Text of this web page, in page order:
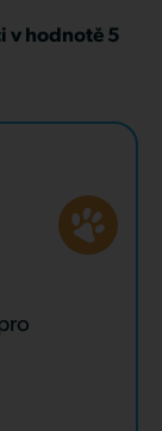
v hodnotě 5